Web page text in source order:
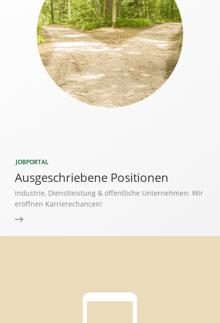
JOBPORTAL
Ausgeschriebene Positionen
Industrie, Dienstleistung & öffentliche Unternehmen: Wir
eröffnen Karrierechancen!